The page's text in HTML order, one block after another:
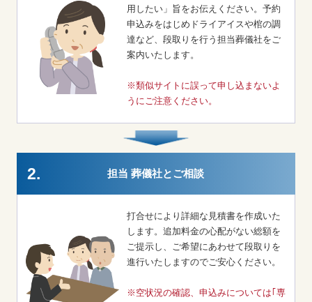
用したい」旨をお伝えください。予約
申込みをはじめドライアイスや棺の調
達など、段取りを行う担当葬儀社をご
案内いたします。
※類似サイトに誤って申し込まないよ
うにご注意ください。
2. 担当 葬儀社とご相談
打合せにより詳細な見積書を作成いた
します。追加料金の心配がない総額を
ご提示し、ご希望にあわせて段取りを
進行いたしますのでご安心ください。
※空状況の確認、申込みについては｢専